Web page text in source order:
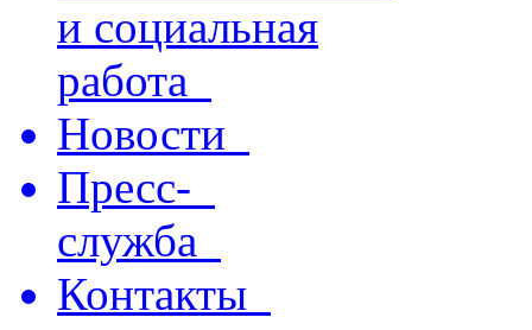
и социальная
работа
Новости
Пресс-
служба
Контакты